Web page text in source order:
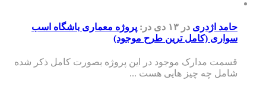
حامد اژدری در ۱۳ دی در: پروژه معماری باشگاه اسب
سواری (کامل ترین طرح موجود)
قسمت مدارک موجود در این پروژه بصورت کامل ذکر شده
شامل چه چیز هایی هست ...